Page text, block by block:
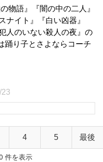
物語』『闇の中の二人』
ナイト』『白い凶器』
人のいない殺人の夜』の
踊り子とさよならコーチ
4 5 最後
件を表示